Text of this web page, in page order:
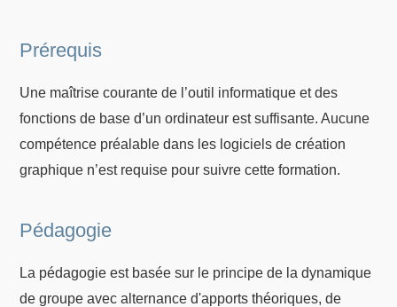
Prérequis
Une maîtrise courante de l’outil informatique et des
fonctions de base d’un ordinateur est suffisante. Aucune
compétence préalable dans les logiciels de création
graphique n’est requise pour suivre cette formation.
Pédagogie
La pédagogie est basée sur le principe de la dynamique
de groupe avec alternance d'apports théoriques, de